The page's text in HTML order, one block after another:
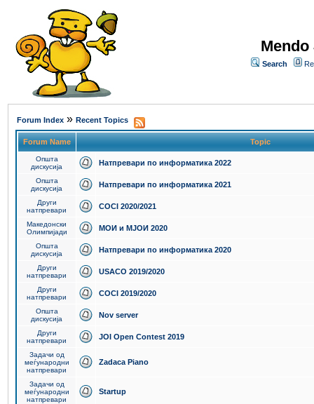
Search
Forum Index » Recent Topics
Forum Name Topic
Општа
дискусија
Натпревари по информатика 2022
Општа
дискусија
Натпревари по информатика 2021
Други
натпревари
COCI 2020/2021
Македонски
Олимпијади
МОИ и МЈОИ 2020
Општа
дискусија
Натпревари по информатика 2020
Други
натпревари
USACO 2019/2020
Други
натпревари
COCI 2019/2020
Општа
дискусија
Nov server
Други
натпревари
JOI Open Contest 2019
Задачи од
меѓународни
натпревари
Zadaca Piano
Задачи од
меѓународни
натпревари
Startup